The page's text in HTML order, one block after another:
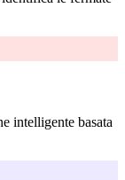
intelligente basata